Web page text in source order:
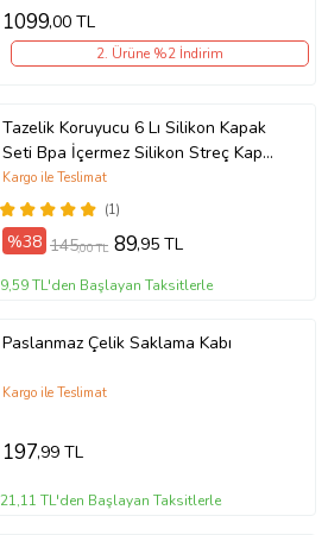
1099,00 TL
2. Ürüne %2 İndirim
Tazelik Koruyucu 6 Lı Silikon Kapak
Seti Bpa İçermez Silikon Streç Kapak
Seti 6 Adet
(1)
Kargo ile Teslimat
%38 145,00 TL 89,95 TL
9,59 TL'den Başlayan Taksitlerle
Paslanmaz Çelik Saklama Kabı
Kargo ile Teslimat
197,99 TL
21,11 TL'den Başlayan Taksitlerle